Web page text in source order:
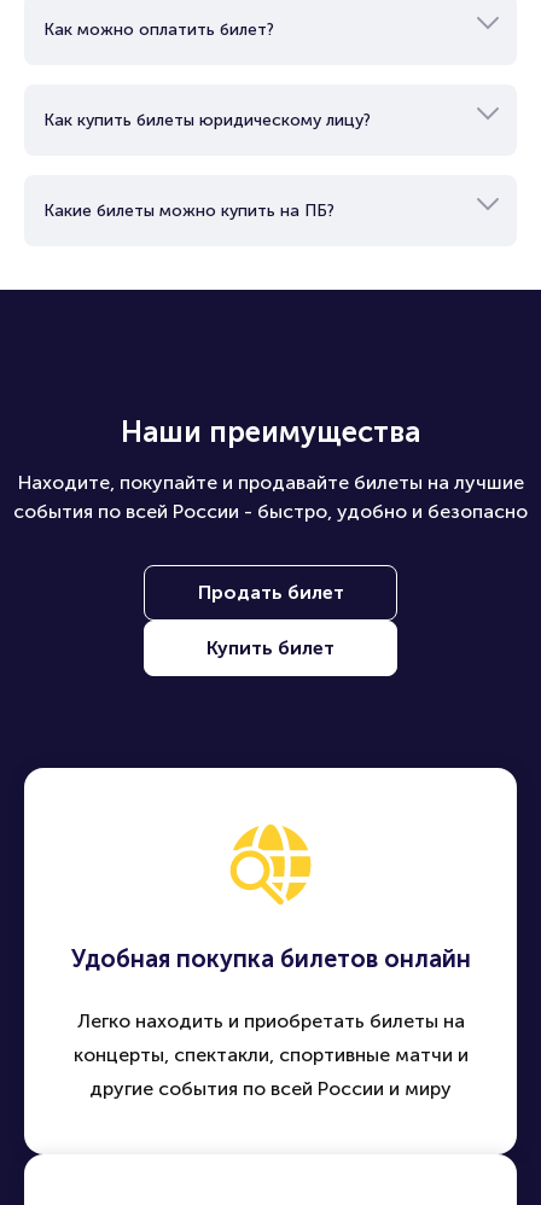
Как можно оплатить билет?
Как купить билеты юридическому лицу?
Какие билеты можно купить на ПБ?
Наши преимущества
Находите, покупайте и продавайте билеты на лучшие
события по всей России - быстро, удобно и безопасно
Продать билет
Купить билет
Удобная покупка билетов онлайн
Легко находить и приобретать билеты на
концерты, спектакли, спортивные матчи и
другие события по всей России и миру